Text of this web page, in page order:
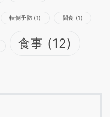
転倒予防 (1) 間食 (1)
食事 (12)